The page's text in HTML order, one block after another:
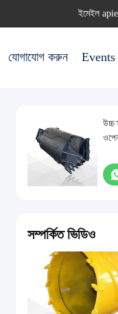
ইমেইল
যোগাযোগ করুন Events
উচ্চ
সম্পর্কিত ভিডিও